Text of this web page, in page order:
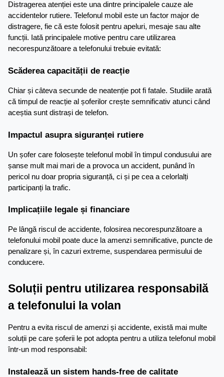
Distragerea atenției este una dintre principalele cauze ale
accidentelor rutiere. Telefonul mobil este un factor major de
distragere, fie că este folosit pentru apeluri, mesaje sau alte
funcții. Iată principalele motive pentru care utilizarea
necorespunzătoare a telefonului trebuie evitată:
Scăderea capacității de reacție
Chiar și câteva secunde de neatenție pot fi fatale. Studiile arată
că timpul de reacție al șoferilor crește semnificativ atunci când
aceștia sunt distrași de telefon.
Impactul asupra siguranței rutiere
Un șofer care folosește telefonul mobil în timpul condusului are
șanse mult mai mari de a provoca un accident, punând în
pericol nu doar propria siguranță, ci și pe cea a celorlalți
participanți la trafic.
Implicațiile legale și financiare
Pe lângă riscul de accidente, folosirea necorespunzătoare a
telefonului mobil poate duce la amenzi semnificative, puncte de
penalizare și, în cazuri extreme, suspendarea permisului de
conducere.
Soluții pentru utilizarea responsabilă
a telefonului la volan
Pentru a evita riscul de amenzi și accidente, există mai multe
soluții pe care șoferii le pot adopta pentru a utiliza telefonul mobil
într-un mod responsabil:
Instalează un sistem hands-free de calitate